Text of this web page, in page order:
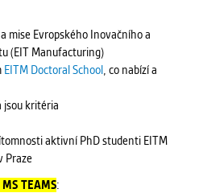
mise Evropského Inovačního a
(EIT Manufacturing)
EITM Doctoral School, co nabízí a
jsou kritéria
aktivní PhD studenti EITM
Praze
TEAMS: